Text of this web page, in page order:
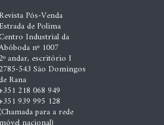
ajudar os seus
oportunidades
de todo o
Tiago
Revista Pós-Venda
Estrada de Polima
Industrial da
nº 1007
2º andar, escritório I
2785-543 São Domingos
Rana
218 068 949
939 995 128
(Chamada para a rede